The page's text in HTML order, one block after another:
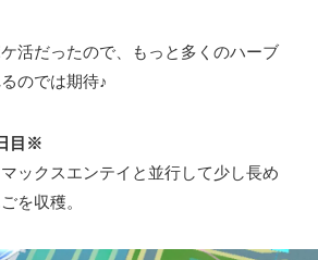
活だったので、もっと多くのハーブ
のでは期待♪
目※
ックスエンテイと並行して少し長め
を収穫。